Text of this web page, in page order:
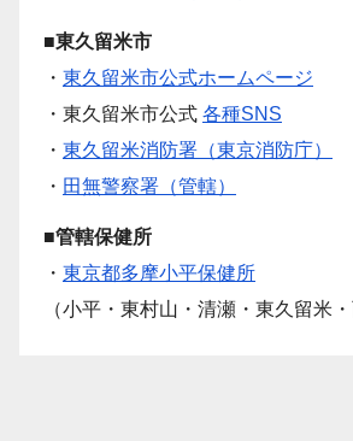
■東久留米市
・ 東久留米市公式ホームページ
・東久留米市公式 各種SNS
・ 東久留米消防署（東京消防庁）
・ 田無警察署（管轄）
■管轄保健所
・ 東京都多摩小平保健所
（小平・東村山・清瀬・東久留米・